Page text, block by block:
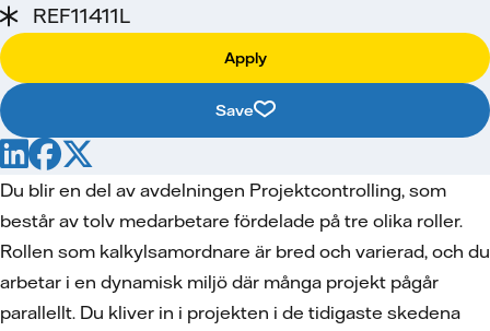
REF11411L
Apply
Save
Du blir en del av avdelningen Projektcontrolling, som
består av tolv medarbetare fördelade på tre olika roller.
Rollen som kalkylsamordnare är bred och varierad, och du
arbetar i en dynamisk miljö där många projekt pågår
parallellt. Du kliver in i projekten i de tidigaste skedena